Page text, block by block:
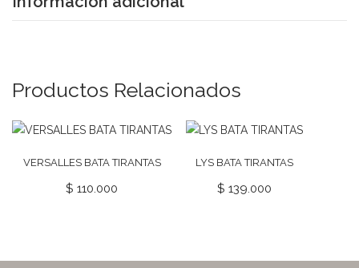
Productos Relacionados
VERSALLES BATA TIRANTAS
$ 110.000
LYS BATA TIRANTAS
$ 139.000